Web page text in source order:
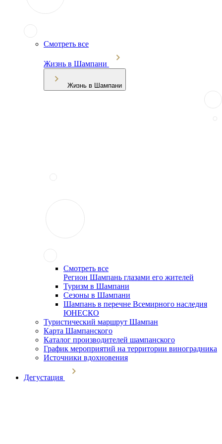
Смотреть все
Жизнь в Шампани
Жизнь в Шампани
Смотреть все
Регион Шампань глазами его жителей
Туризм в Шампани
Сезоны в Шампани
Шампань в перечне Всемирного наследия
ЮНЕСКО
Туристический маршрут Шампан
Карта Шампанского
Каталог производителей шампанского
График мероприятий на территории виноградника
Источники вдохновения
Дегустация